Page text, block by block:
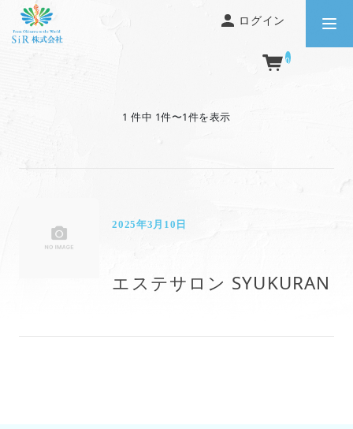
ログイン
0
1 件中 1件〜1件を表示
2025年3月10日
エステサロン SYUKURAN